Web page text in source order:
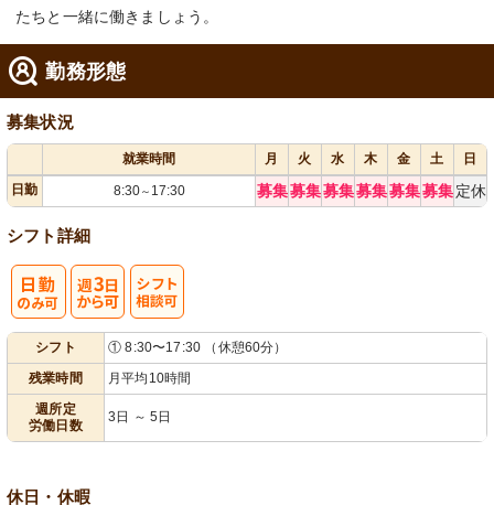
たちと一緒に働きましょう。
勤務形態
募集状況
就業時間 月 火 水 木 金 土
日
日勤
8:30～ 17:30 募集募集募集募集募集募集 定休
シフト詳細
シフト
① 8:30〜17:30 （休憩60分）
残業時間
月平均10時間
週所定
労働日数
3日 ～ 5日
休日・休暇